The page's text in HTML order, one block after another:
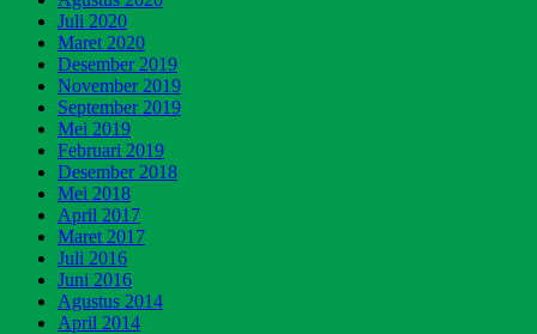
Juli 2020
Maret 2020
Desember 2019
November 2019
September 2019
Mei 2019
Februari 2019
Desember 2018
Mei 2018
April 2017
Maret 2017
Juli 2016
Juni 2016
Agustus 2014
April 2014